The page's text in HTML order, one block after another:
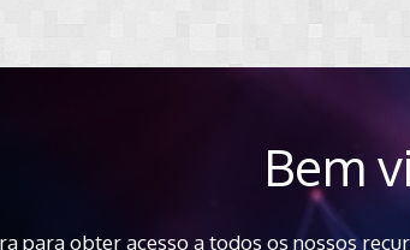
Bem
para obter acesso a todos os nossos